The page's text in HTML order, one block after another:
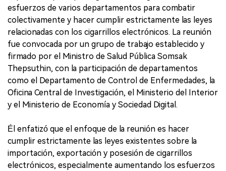
esfuerzos de varios departamentos para combatir
colectivamente y hacer cumplir estrictamente las leyes
relacionadas con los cigarrillos electrónicos. La reunión
fue convocada por un grupo de trabajo establecido y
firmado por el Ministro de Salud Pública Somsak
Thepsuthin, con la participación de departamentos
como el Departamento de Control de Enfermedades, la
Oficina Central de Investigación, el Ministerio del Interior
y el Ministerio de Economía y Sociedad Digital.
Él enfatizó que el enfoque de la reunión es hacer
cumplir estrictamente las leyes existentes sobre la
importación, exportación y posesión de cigarrillos
electrónicos, especialmente aumentando los esfuerzos